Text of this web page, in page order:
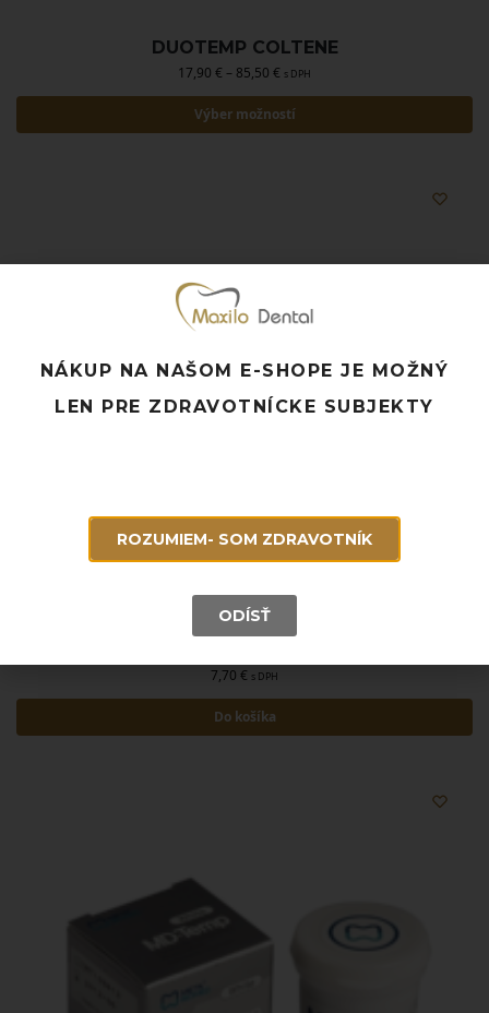
DUOTEMP COLTENE
17,90 € – 85,50 € s DPH
Výber možností
7,70 € s DPH
Do košíka
NÁKUP NA NAŠOM E-SHOPE JE MOŽNÝ
LEN PRE ZDRAVOTNÍCKE SUBJEKTY
ROZUMIEM- SOM ZDRAVOTNÍK
ODÍSŤ